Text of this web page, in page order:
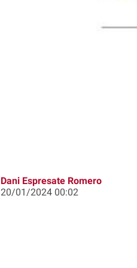
Dani Espresate Romero
20/01/2024 00:02